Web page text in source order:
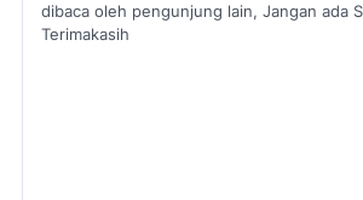
dibaca oleh pengunjung lain, Jangan ada
Terimakasih